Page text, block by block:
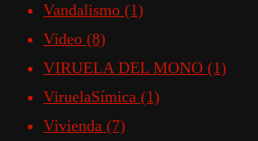
Vandalismo (1)
Video (8)
VIRUELA DEL MONO (1)
ViruelaSímica (1)
Vivienda (7)